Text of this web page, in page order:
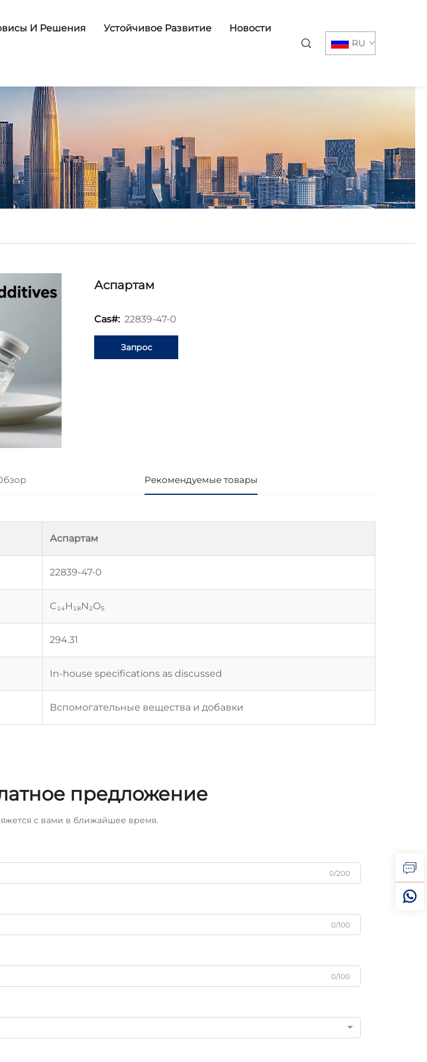
И Решения Устойчивое Развитие Новости
RU
Аспартам
Cas#: 22839-47-0
Запрос
Рекомендуемые товары
Аспартам
22839-47-0
C₁₄H₁₈N₂O₅
294.31
In-house specifications as discussed
Вспомогательные вещества и добавки
предложение
с вами в ближайшее время.
0/200
0/100
0/100